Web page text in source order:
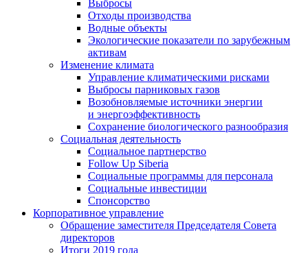
Выбросы
Отходы производства
Водные объекты
Экологические показатели по зарубежным
активам
Изменение климата
Управление климатическими рисками
Выбросы парниковых газов
Возобновляемые источники энергии
и энергоэффективность
Сохранение биологического разнообразия
Социальная деятельность
Социальное партнерство
Follow Up Siberia
Социальные программы для персонала
Социальные инвестиции
Спонсорство
Корпоративное управление
Обращение заместителя Председателя Совета
директоров
Итоги 2019 года